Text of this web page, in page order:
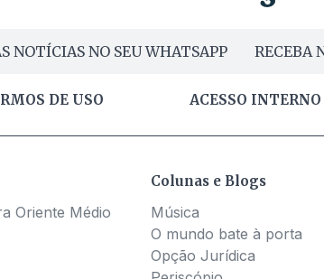
NOTÍCIAS NO SEU WHATSAPP RECEBA
DE USO ACESSO INTERNO
Oriente Médio
Colunas e Blogs
Música
O mundo bate à porta
Opção Jurídica